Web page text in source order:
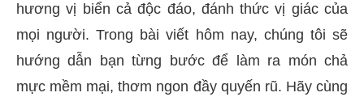
hương vị biển cả độc đáo, đánh thức vị giác của
mọi người. Trong bài viết hôm nay, chúng tôi sẽ
hướng dẫn bạn từng bước để làm ra món chả
mực mềm mại, thơm ngon đầy quyến rũ. Hãy cùng